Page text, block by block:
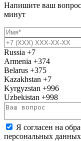
Напишите ваш
минут
Russia +7
Armenia +374
Belarus +375
Kazakhstan +7
Kyrgyzstan +996
Uzbekistan +998
Я согласен на
персональных данных